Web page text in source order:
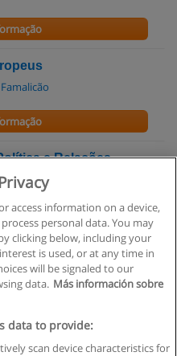
e Relações
uso
de dados
access information on a device,
personal data. You may
clicking below, including your
is used, or at any time in
will be signaled to our
data. Más información sobre
data to provide:
scan device characteristics for